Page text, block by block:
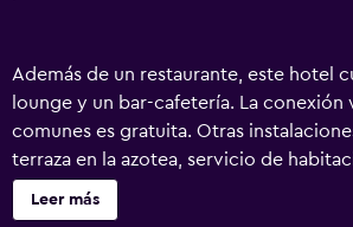
Además de un restaurante, este hotel
lounge y un bar-cafetería. La conexión
comunes es gratuita. Otras
terraza en la azotea, servicio de
servicios de conserjería. Bella Vista
Suites ofrece 28 alojamientos con
Leer más